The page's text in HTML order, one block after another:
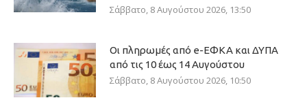
Σάββατο, 8 Αυγούστου 2026, 13:50
Οι πληρωμές από e-ΕΦΚΑ και ΔΥΠΑ
από τις 10 έως 14 Αυγούστου
Σάββατο, 8 Αυγούστου 2026, 10:50